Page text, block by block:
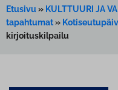
Etusivu » KULTTUURI JA
tapahtumat»
kirjoituskilpailu